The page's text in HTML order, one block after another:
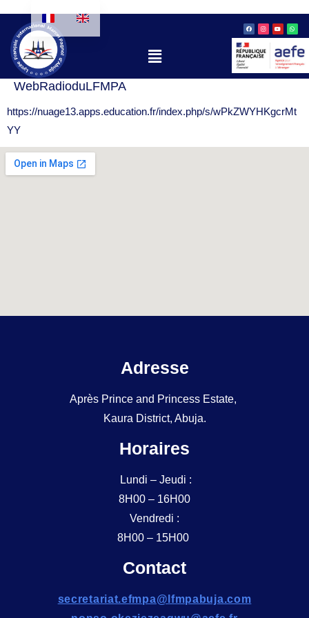
contenu
Menu
WebRadioduLFMPA
https://nuage13.apps.education.fr/index.php/s/wPkZWYHKgcrMt
YY
Adresse
Après Prince and Princess Estate,
Kaura District, Abuja.
Horaires
Lundi – Jeudi :
8H00 – 16H00
Vendredi :
8H00 – 15H00
Contact
secretariat.efmpa@lfmpabuja.com